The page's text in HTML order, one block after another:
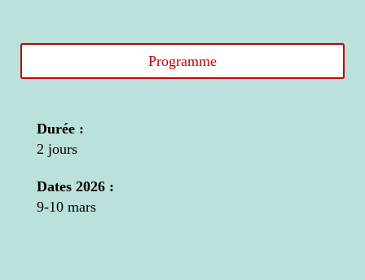
Programme
Durée :
2 jours
Dates 2026 :
9-10 mars